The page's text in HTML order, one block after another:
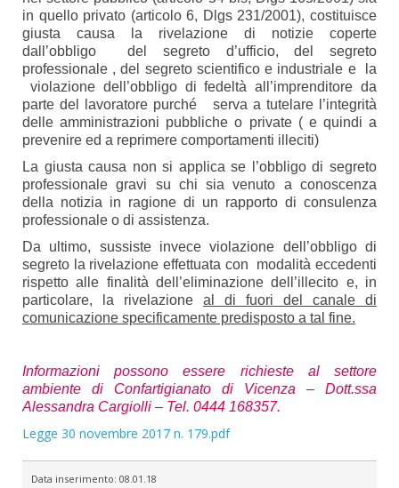
in quello privato (articolo 6, Dlgs 231/2001), costituisce
giusta causa la rivelazione di notizie coperte
dall’obbligo del segreto d’ufficio, del segreto
professionale , del segreto scientifico e industriale e la
violazione dell’obbligo di fedeltà all’imprenditore da
parte del lavoratore purché serva a tutelare l’integrità
delle amministrazioni pubbliche o private ( e quindi a
prevenire ed a reprimere comportamenti illeciti)
La giusta causa non si applica se l’obbligo di segreto
professionale gravi su chi sia venuto a conoscenza
della notizia in ragione di un rapporto di consulenza
professionale o di assistenza.
Da ultimo, sussiste invece violazione dell’obbligo di
segreto la rivelazione effettuata con modalità eccedenti
rispetto alle finalità dell’eliminazione dell’illecito e, in
particolare, la rivelazione al di fuori del canale di
comunicazione specificamente predisposto a tal fine.
Informazioni possono essere richieste al settore
ambiente di Confartigianato di Vicenza – Dott.ssa
Alessandra Cargiolli – Tel. 0444 168357.
Legge 30 novembre 2017 n. 179.pdf
Data inserimento: 08.01.18